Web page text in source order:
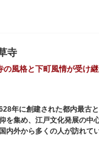
中は多くの観光客が朝早く
察できるデッキを散歩しな
ができるかもしれません。
くさんの鴨や渡り鳥が訪れ
珍しいスポットです。
たは一人でゆったりと、思
寺
の風格と下町風情が受け
年に創建された都内最古と
を集め、江戸文化発展の中
内外から多くの人が訪れてい
風雷神門）」は、高さ3.9m